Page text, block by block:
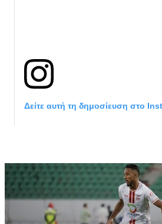
Δείτε αυτή τη δημοσίευση στο